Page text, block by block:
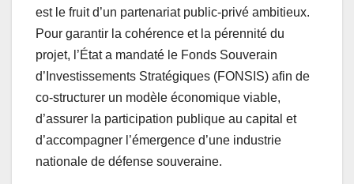
est le fruit d’un partenariat public-privé ambitieux.
Pour garantir la cohérence et la pérennité du
projet, l’État a mandaté le Fonds Souverain
d’Investissements Stratégiques (FONSIS) afin de
co-structurer un modèle économique viable,
d’assurer la participation publique au capital et
d’accompagner l’émergence d’une industrie
nationale de défense souveraine.